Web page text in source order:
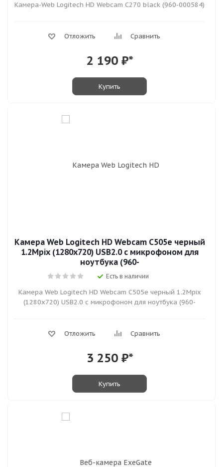
Камера-Web Logitech HD Webcam C270 black (960-000584)
Отложить Сравнить
2 190₽*
Купить
Камера Web Logitech HD Webcam C505e черный
1.2Mpix (1280x720) USB2.0 с микрофоном для
ноутбука (960-
Есть в наличии
Камера Web Logitech HD Webcam C505e черный 1.2Mpix
(1280x720) USB2.0 с микрофоном для ноутбука (960-
Отложить Сравнить
3 250₽*
Купить